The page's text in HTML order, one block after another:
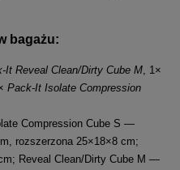
bagażu:
It Reveal Clean/Dirty Cube M, 1×
Pack-It Isolate Compression
Compression Cube S —
rozszerzona 25×18×8 cm;
Reveal Clean/Dirty Cube M —